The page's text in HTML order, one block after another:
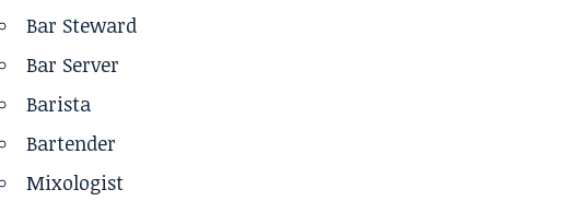
Bar Steward
Bar Server
Barista
Bartender
Mixologist